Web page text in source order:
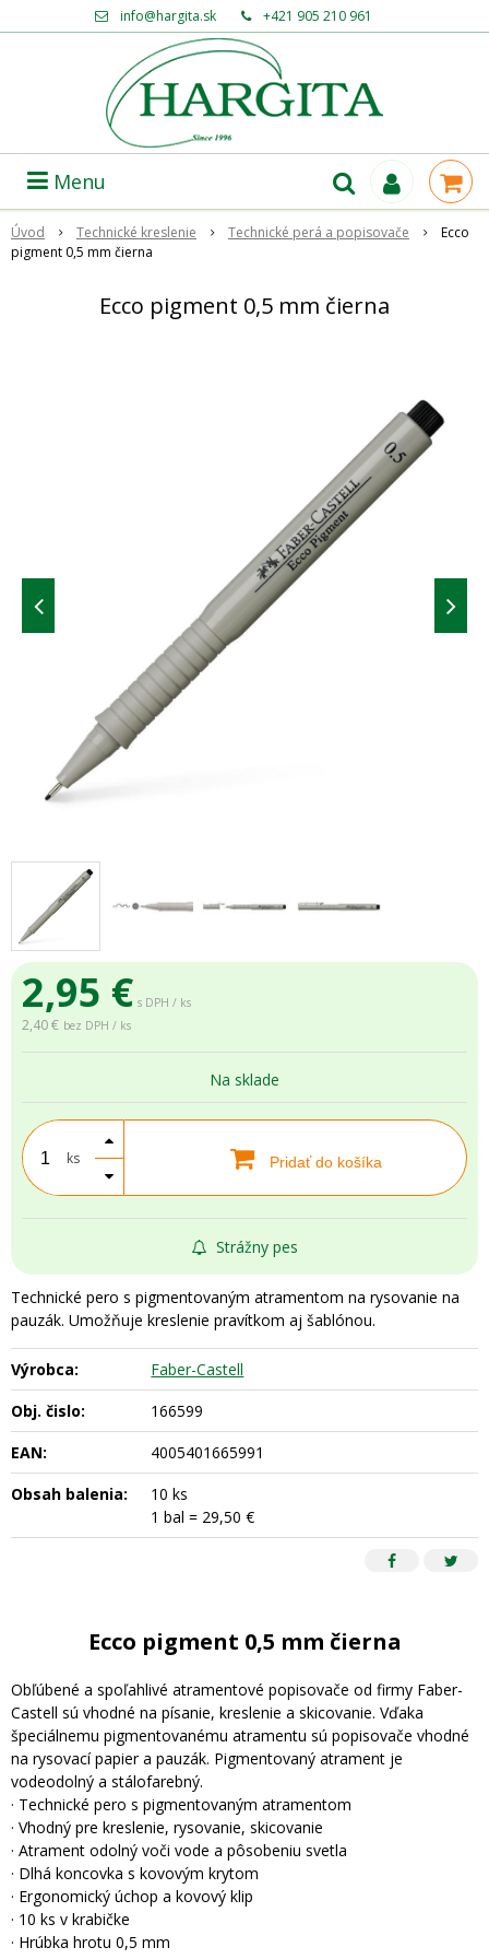
info@hargita.sk +421 905 210 961
Menu
Úvod Technické kreslenie Technické perá a popisovače
Ecco
pigment 0,5 mm čierna
Ecco pigment 0,5 mm čierna
2,95 € s DPH / ks
2,40 € bez DPH / ks
Na sklade
ks Pridať do košíka
Strážny pes
Technické pero s pigmentovaným atramentom na rysovanie na
pauzák. Umožňuje kreslenie pravítkom aj šablónou.
Výrobca:
Faber-Castell
Obj. čislo:
166599
EAN:
4005401665991
Obsah balenia:
10 ks
1 bal = 29,50 €
Ecco pigment 0,5 mm čierna
Obľúbené a spoľahlivé atramentové popisovače od firmy Faber-
Castell sú vhodné na písanie, kreslenie a skicovanie. Vďaka
špeciálnemu pigmentovanému atramentu sú popisovače vhodné
na rysovací papier a pauzák. Pigmentovaný atrament je
vodeodolný a stálofarebný.
· Technické pero s pigmentovaným atramentom
· Vhodný pre kreslenie, rysovanie, skicovanie
· Atrament odolný voči vode a pôsobeniu svetla
· Dlhá koncovka s kovovým krytom
· Ergonomický úchop a kovový klip
· 10 ks v krabičke
· Hrúbka hrotu 0,5 mm